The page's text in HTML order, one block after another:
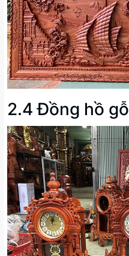
2.4 Đồng hồ gỗ